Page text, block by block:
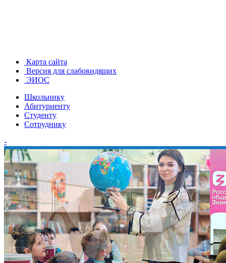
Карта сайта
Версия для слабовидящих
ЭИОС
Школьнику
Абитуриенту
Студенту
Сотруднику
-